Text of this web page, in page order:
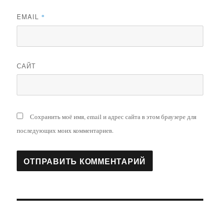
EMAIL *
САЙТ
Сохранить моё имя, email и адрес сайта в этом браузере для
последующих моих комментариев.